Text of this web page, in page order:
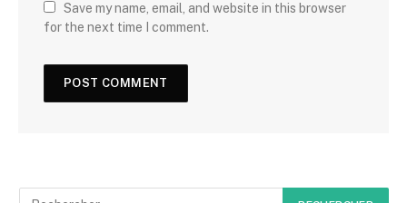
Save my name, email, and website in this browser
for the next time I comment.